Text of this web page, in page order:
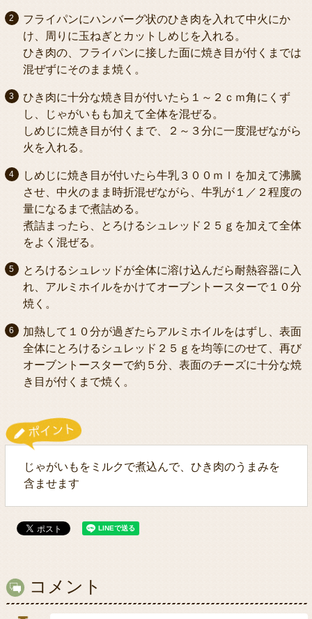
フライパンにハンバーグ状のひき肉を入れて中火にか
け、周りに玉ねぎとカットしめじを入れる。
ひき肉の、フライパンに接した面に焼き目が付くまでは
混ぜずにそのまま焼く。
ひき肉に十分な焼き目が付いたら１～２ｃｍ角にくず
し、じゃがいもも加えて全体を混ぜる。
しめじに焼き目が付くまで、２～３分に一度混ぜながら
火を入れる。
しめじに焼き目が付いたら牛乳３００ｍｌを加えて沸騰
させ、中火のまま時折混ぜながら、牛乳が１／２程度の
量になるまで煮詰める。
煮詰まったら、とろけるシュレッド２５ｇを加えて全体
をよく混ぜる。
とろけるシュレッドが全体に溶け込んだら耐熱容器に入
れ、アルミホイルをかけてオーブントースターで１０分
焼く。
加熱して１０分が過ぎたらアルミホイルをはずし、表面
全体にとろけるシュレッド２５ｇを均等にのせて、再び
オーブントースターで約５分、表面のチーズに十分な焼
き目が付くまで焼く。
じゃがいもをミルクで煮込んで、ひき肉のうまみを
含ませます
コメント